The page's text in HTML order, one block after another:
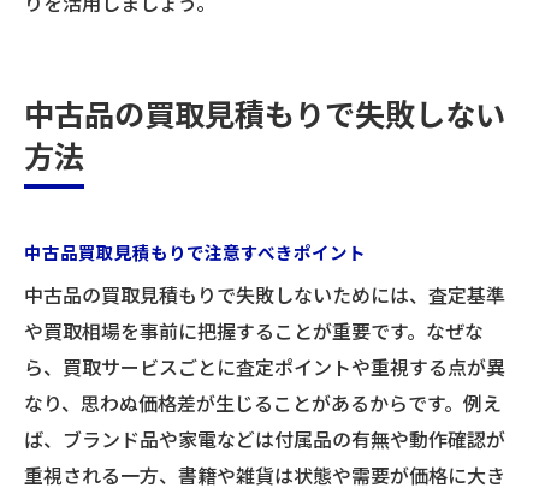
中古品の買取見積もりで失敗しない
方法
中古品買取見積もりで注意すべきポイント
中古品の買取見積もりで失敗しないためには、査定基準
や買取相場を事前に把握することが重要です。なぜな
ら、買取サービスごとに査定ポイントや重視する点が異
なり、思わぬ価格差が生じることがあるからです。例え
ば、ブランド品や家電などは付属品の有無や動作確認が
重視される一方、書籍や雑貨は状態や需要が価格に大き